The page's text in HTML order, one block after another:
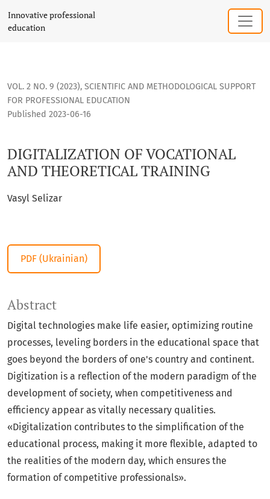
DIGITALIZATION OF VOCATIONAL AND THEORETICAL TRAINING
Innovative professional
education
VOL. 2 NO. 9 (2023), SCIENTIFIC AND METHODOLOGICAL SUPPORT
FOR PROFESSIONAL EDUCATION
DIGITALIZATION OF VOCATIONAL
AND THEORETICAL TRAINING
Published 2023-06-16
Vasyl Selizar
PDF (Ukrainian)
Abstract
Digital technologies make life easier, optimizing routine
processes, leveling borders in the educational space that
goes beyond the borders of one's country and continent.
Digitization is a reflection of the modern paradigm of the
development of society, when competitiveness and
efficiency appear as vitally necessary qualities.
«Digitalization contributes to the simplification of the
educational process, making it more flexible, adapted to
the realities of the modern day, which ensures the
formation of competitive professionals».